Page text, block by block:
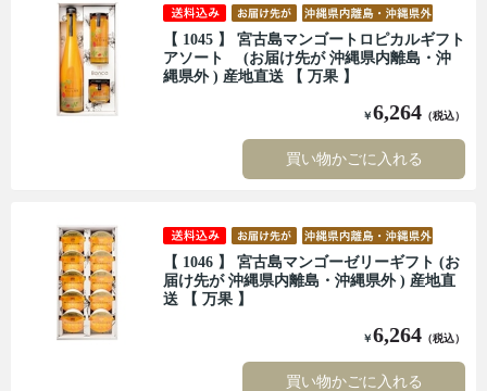
【 1045 】 宮古島マンゴートロピカルギフト
アソート (お届け先が 沖縄県内離島・沖
縄県外 ) 産地直送 【 万果 】
￥6,264 （税込）
買い物かごに入れる
【 1046 】 宮古島マンゴーゼリーギフト (お
届け先が 沖縄県内離島・沖縄県外 ) 産地直
送 【 万果 】
￥6,264 （税込）
買い物かごに入れる